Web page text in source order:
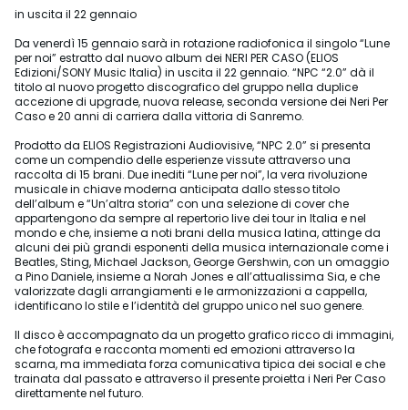
in uscita il 22 gennaio
Da venerdì 15 gennaio sarà in rotazione radiofonica il singolo “Lune
per noi” estratto dal nuovo album dei NERI PER CASO (ELIOS
Edizioni/SONY Music Italia) in uscita il 22 gennaio. “NPC “2.0” dà il
titolo al nuovo progetto discografico del gruppo nella duplice
accezione di upgrade, nuova release, seconda versione dei Neri Per
Caso e 20 anni di carriera dalla vittoria di Sanremo.
Prodotto da ELIOS Registrazioni Audiovisive, “NPC 2.0” si presenta
come un compendio delle esperienze vissute attraverso una
raccolta di 15 brani. Due inediti “Lune per noi”, la vera rivoluzione
musicale in chiave moderna anticipata dallo stesso titolo
dell’album e “Un’altra storia” con una selezione di cover che
appartengono da sempre al repertorio live dei tour in Italia e nel
mondo e che, insieme a noti brani della musica latina, attinge da
alcuni dei più grandi esponenti della musica internazionale come i
Beatles, Sting, Michael Jackson, George Gershwin, con un omaggio
a Pino Daniele, insieme a Norah Jones e all’attualissima Sia, e che
valorizzate dagli arrangiamenti e le armonizzazioni a cappella,
identificano lo stile e l’identità del gruppo unico nel suo genere.
Il disco è accompagnato da un progetto grafico ricco di immagini,
che fotografa e racconta momenti ed emozioni attraverso la
scarna, ma immediata forza comunicativa tipica dei social e che
trainata dal passato e attraverso il presente proietta i Neri Per Caso
direttamente nel futuro.